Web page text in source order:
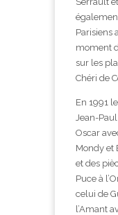
Parisiens
moment
sur les
Chéri de
En 1991
Jean-
Oscar
Mondy et
et des
Puce à
celui de
l’Amant